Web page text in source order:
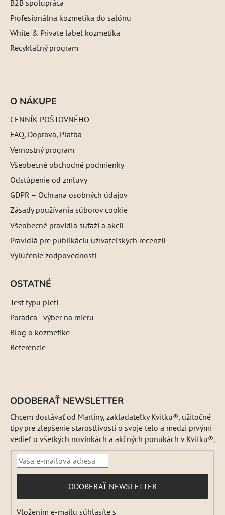
B2B spolupráca
Profesionálna kozmetika do salónu
White & Private label kozmetika
Recyklačný program
O NÁKUPE
CENNÍK POŠTOVNÉHO
FAQ, Doprava, Platba
Vernostný program
Všeobecné obchodné podmienky
Odstúpenie od zmluvy
GDPR – Ochrana osobných údajov
Zásady používania súborov cookie
Všeobecné pravidlá súťaží a akcií
Pravidlá pre publikáciu užívateľských recenzií
Vylúčenie zodpovednosti
OSTATNÉ
Test typu pleti
Poradca - výber na mieru
Blog o kozmetike
Referencie
ODOBERAŤ NEWSLETTER
Chcem dostávať od Martiny, zakladateľky Kvitku®, užitočné
tipy pre zlepšenie starostlivosti o svoje telo a medzi prvými
vedieť o všetkých novinkách a akčných ponukách v Kvitku®.
PRIHLÁSIŤ
SA
ODOBERAŤ NEWSLETTER
Vložením e-mailu súhlasíte s